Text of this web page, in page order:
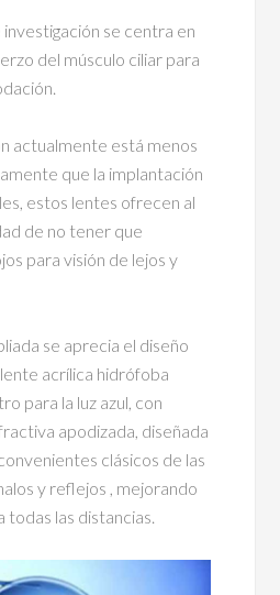
investigación se centra en
del músculo ciliar para
actualmente está menos
que la implantación
estos lentes ofrecen al
de no tener que
para visión de lejos y
se aprecia el diseño
acrílica hidrófoba
para la luz azul, con
apodizada, diseñada
clásicos de las
y reflejos , mejorando
todas las distancias.